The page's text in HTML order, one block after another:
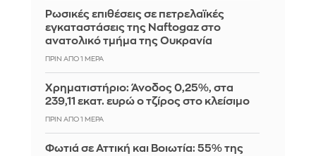
Ρωσικές επιθέσεις σε πετρελαϊκές
εγκαταστάσεις της Naftogaz στο
ανατολικό τμήμα της Ουκρανία
ΠΡΙΝ ΑΠΌ 1 ΜΈΡΑ
Χρηματιστήριο: Άνοδος 0,25%, στα
239,11 εκατ. ευρώ ο τζίρος στο κλείσιμο
ΠΡΙΝ ΑΠΌ 1 ΜΈΡΑ
Φωτιά σε Αττική και Βοιωτία: 55% της